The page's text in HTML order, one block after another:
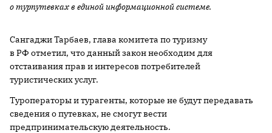
о турпутевках в единой информационной системе.
Сангаджи Тарбаев, глава комитета по туризму
в РФ отметил, что данный закон необходим для
отстаивания прав и интересов потребителей
туристических услуг.
Туроператоры и турагенты, которые не будут передавать
сведения о путевках, не смогут вести
предпринимательскую деятельность.